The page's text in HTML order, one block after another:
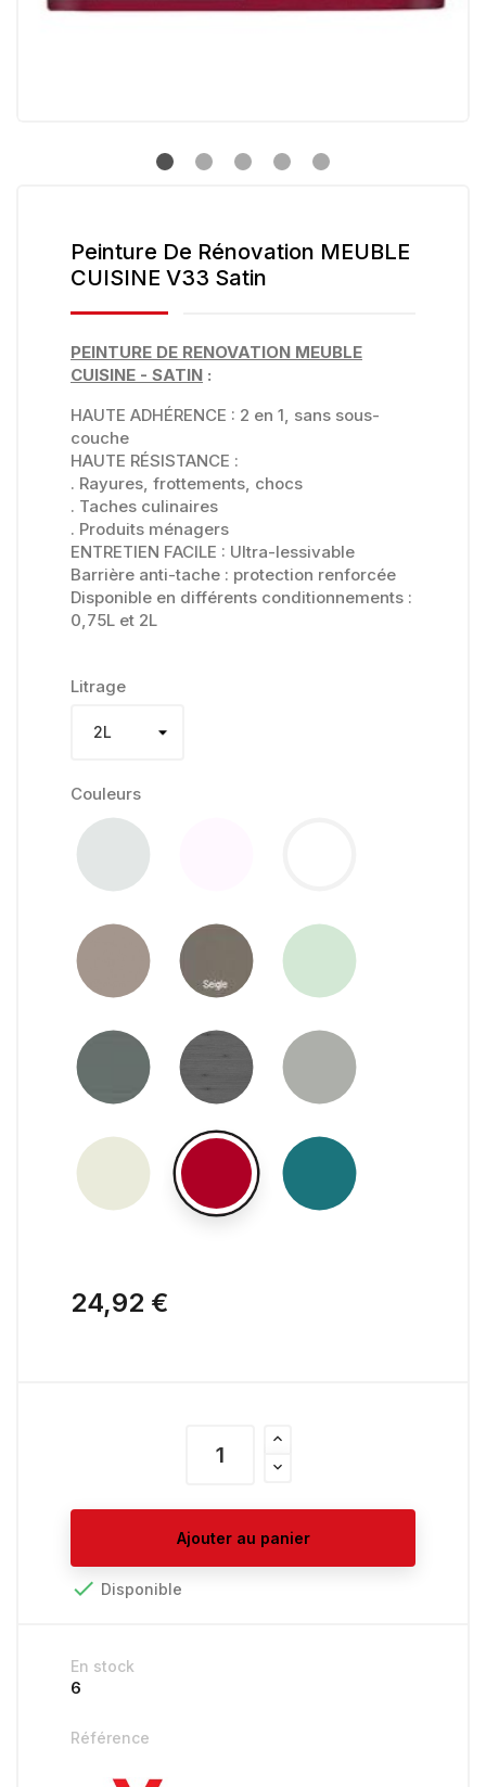
Peinture De Rénovation MEUBLE
CUISINE V33 Satin
PEINTURE DE RENOVATION MEUBLE
CUISINE - SATIN :
HAUTE ADHÉRENCE : 2 en 1, sans sous-
couche
HAUTE RÉSISTANCE :
. Rayures, frottements, chocs
. Taches culinaires
. Produits ménagers
ENTRETIEN FACILE : Ultra-lessivable
Barrière anti-tache : protection renforcée
Disponible en différents conditionnements :
0,75L et 2L
Litrage
Couleurs
24,92 €
Ajouter au panier
 Disponible
En stock
6
Référence